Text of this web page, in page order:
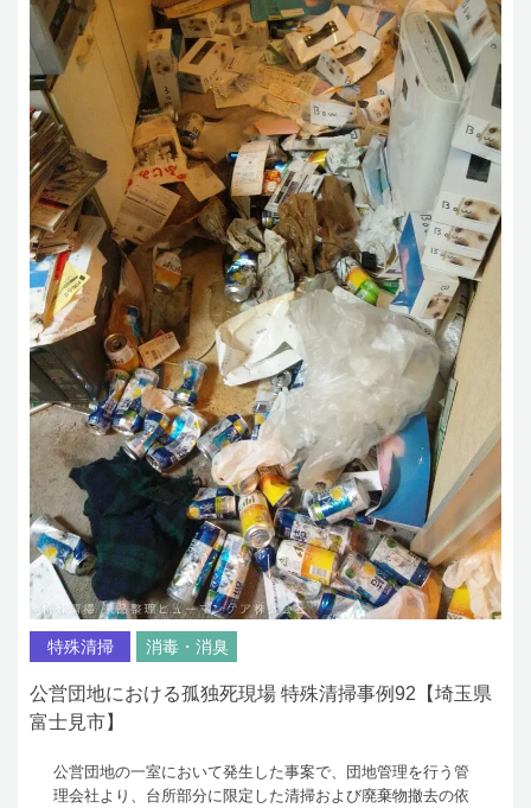
特殊清掃 消毒・消臭
公営団地における孤独死現場 特殊清掃事例92【埼玉県
富士見市】
公営団地の一室において発生した事案で、団地管理を行う管
理会社より、台所部分に限定した清掃および廃棄物撤去の依